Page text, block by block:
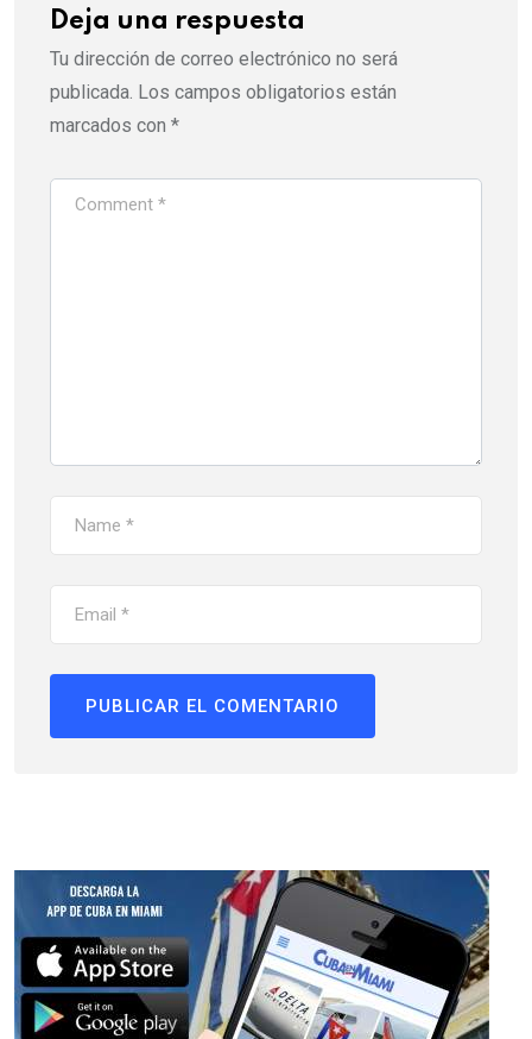
Deja una respuesta
Tu dirección de correo electrónico no será
publicada. Los campos obligatorios están
marcados con *